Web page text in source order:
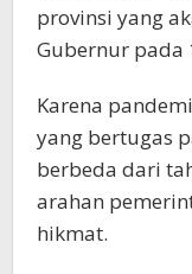
provinsi yang
Gubernur pada
Karena
yang bertugas
berbeda dari
arahan
hikmat.